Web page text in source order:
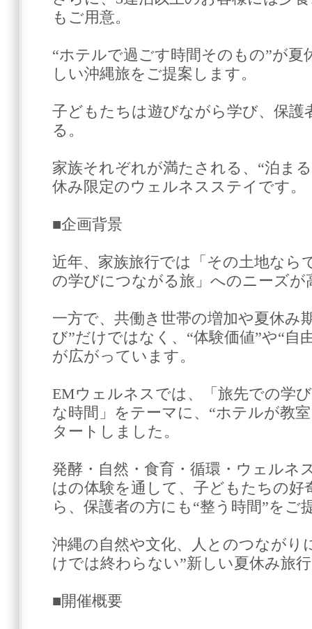
もご用意。
“ホテルで過ごす時間そのもの”が夏
しい沖縄旅をご提案します。
子どもたちは遊びながら学び、保護
る。
家族それぞれが満たされる、“泊ま
休み限定のウェルネスステイです。
■企画背景
近年、家族旅行では「その土地なら
の学びにつながる旅」へのニーズが
一方で、共働き世帯の増加や夏休み
び”だけではなく、“体験価値”や“自
が広がっています。
EMウェルネスでは、「旅先での学
な時間」をテーマに、“ホテルが教
タートしました。
発酵・自然・食育・循環・ウェルネ
はの体験を通して、子どもたちの好
ら、保護者の方にも“整う時間”をご
沖縄の自然や文化、人とのつながり
けでは終わらない”新しい夏休み旅
■開催概要